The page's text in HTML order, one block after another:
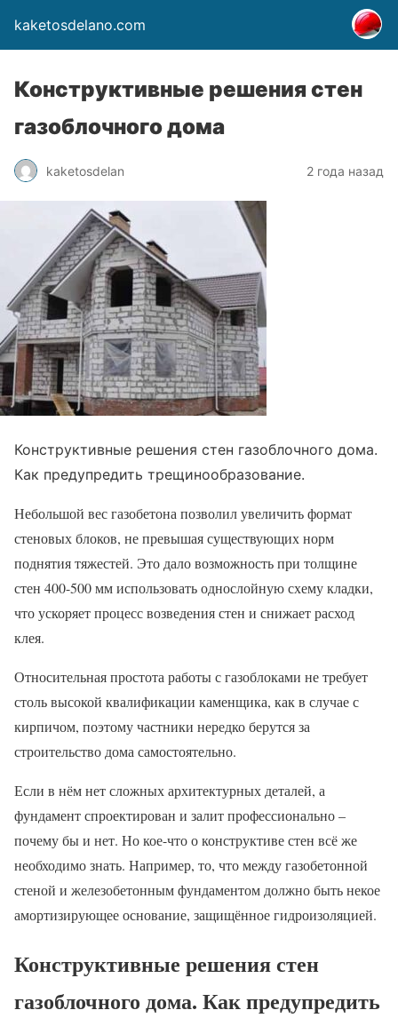
kaketosdelano.com
Конструктивные решения стен
газоблочного дома
kaketosdelan 2 года назад
Конструктивные решения стен газоблочного дома.
Как предупредить трещинообразование.
Небольшой вес газобетона позволил увеличить формат
стеновых блоков, не превышая существующих норм
поднятия тяжестей. Это дало возможность при толщине
стен 400-500 мм использовать однослойную схему кладки,
что ускоряет процесс возведения стен и снижает расход
клея.
Относительная простота работы с газоблоками не требует
столь высокой квалификации каменщика, как в случае с
кирпичом, поэтому частники нередко берутся за
строительство дома самостоятельно.
Если в нём нет сложных архитектурных деталей, а
фундамент спроектирован и залит профессионально –
почему бы и нет. Но кое-что о конструктиве стен всё же
необходимо знать. Например, то, что между газобетонной
стеной и железобетонным фундаментом должно быть некое
амортизирующее основание, защищённое гидроизоляцией.
Конструктивные решения стен
газоблочного дома. Как предупредить